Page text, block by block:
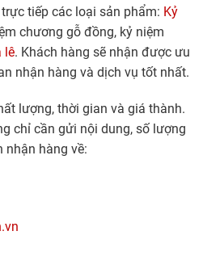
tiếp các loại sản phẩm: Kỷ
chương gỗ đồng, kỷ niệm
lê. Khách hàng sẽ nhận được ưu
nhận hàng và dịch vụ tốt nhất.
lượng, thời gian và giá thành.
chỉ cần gửi nội dung, số lượng
nhận hàng về: